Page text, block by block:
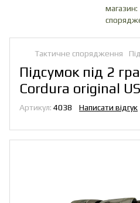
Тактичне спорядження
Підсумок під 2
Cordura original
Артикул: 4038 Написати відгук